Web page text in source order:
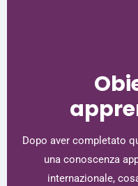
Dopo aver completato
una conoscenza
internazionale,